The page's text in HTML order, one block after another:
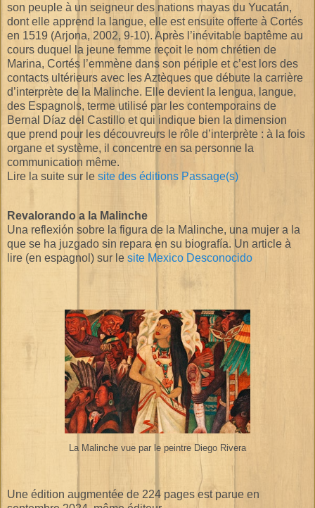
son peuple à un seigneur des nations mayas du Yucatán,
dont elle apprend la langue, elle est ensuite offerte à Cortés
en 1519 (Arjona, 2002, 9-10). Après l’inévitable baptême au
cours duquel la jeune femme reçoit le nom chrétien de
Marina, Cortés l’emmène dans son périple et c’est lors des
contacts ultérieurs avec les Aztèques que débute la carrière
d’interprète de la Malinche. Elle devient la lengua, langue,
des Espagnols, terme utilisé par les contemporains de
Bernal Díaz del Castillo et qui indique bien la dimension
que prend pour les découvreurs le rôle d’interprète : à la fois
organe et système, il concentre en sa personne la
communication même.
Lire la suite sur le site des éditions Passage(s)
Revalorando a la Malinche
Una reflexión sobre la figura de la Malinche, una mujer a la
que se ha juzgado sin repara en su biografía. Un article à
lire (en espagnol) sur le site Mexico Desconocido
La Malinche vue par le peintre Diego Rivera
Une édition augmentée de 224 pages est parue en